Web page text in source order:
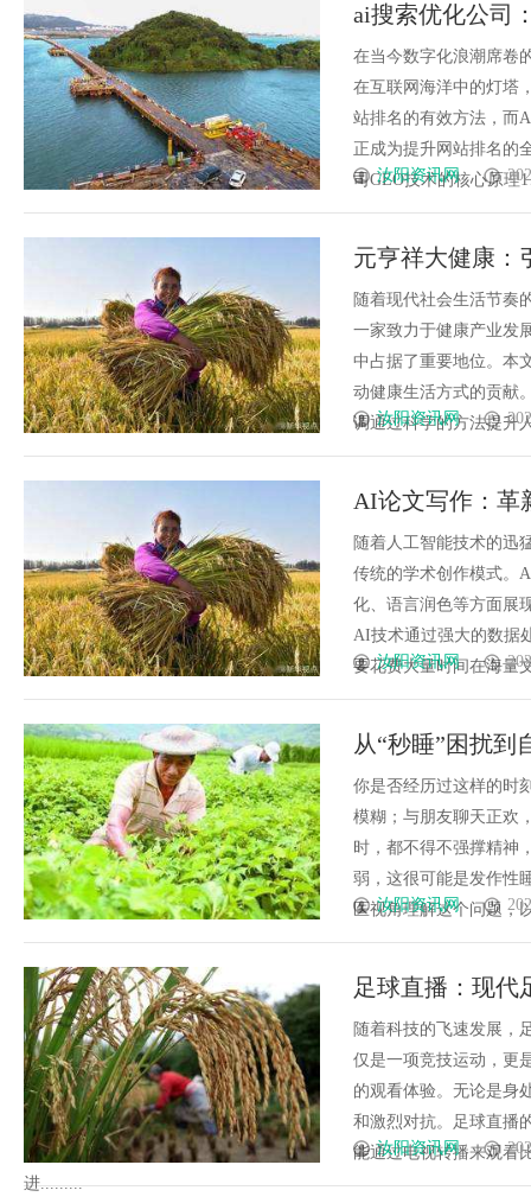
ai搜索优化公司
在当今数字化浪潮席卷
在互联网海洋中的灯塔
站排名的有效方法，而
正成为提升网站排名的
司GEO技术的核心原理
汝阳资讯网
元亨祥大健康：
随着现代社会生活节奏
一家致力于健康产业发
中占据了重要地位。本
动健康生活方式的贡献
调通过科学的方法提升
汝阳资讯网
AI论文写作：革
随着人工智能技术的迅
传统的学术创作模式。
化、语言润色等方面展
AI技术通过强大的数据
要花费大量时间在海量
汝阳资讯网
从“秒睡”困扰到
你是否经历过这样的时
模糊；与朋友聊天正欢
时，都不得不强撑精神
弱，这很可能是发作性
医视角理解这个问题，
汝阳资讯网
足球直播：现代
随着科技的飞速发展，
仅是一项竞技运动，更
的观看体验。无论是身
和激烈对抗。足球直播
能通过电视转播来观看
进.........
汝阳资讯网